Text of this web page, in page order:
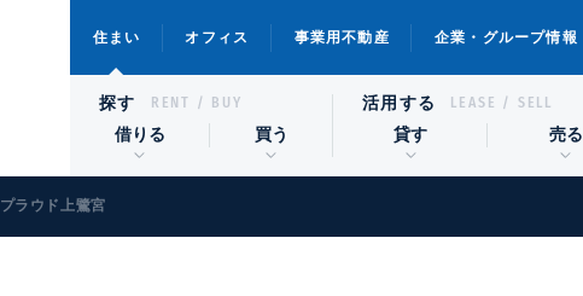
住まい オフィス 事業用不動産 企業・グループ情報
探す RENT / BUY
借りる 買う
活用する LEASE / SELL
貸す 売る
プラウド上鷺宮